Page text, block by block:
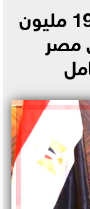
مايا مرسي : قدمنا 198 مليون
مصر